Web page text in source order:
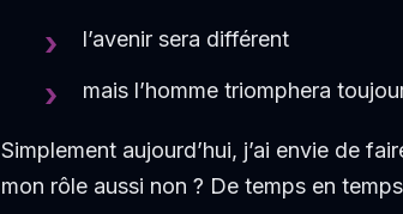
l’avenir sera différent
mais l’homme triomphera
Simplement aujourd’hui, j’ai envie de
mon rôle aussi non ? De temps en